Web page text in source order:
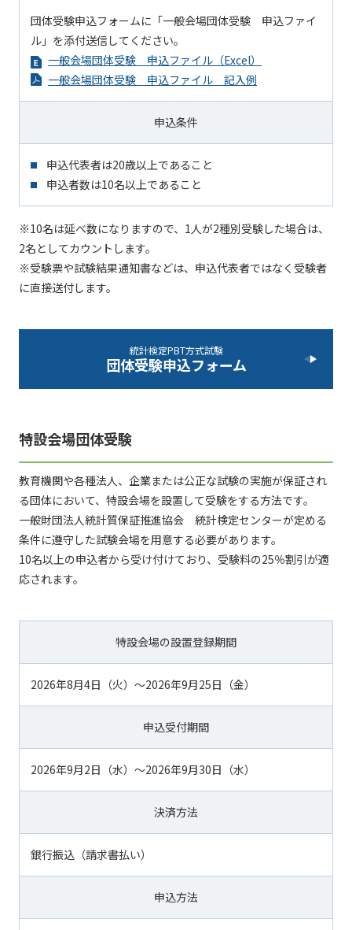
団体受験申込フォームに「一般会場団体受験 申込ファイ
ル」を添付送信してください。
一般会場団体受験 申込ファイル（Excel）
一般会場団体受験 申込ファイル 記入例
申込条件
申込代表者は20歳以上であること
申込者数は10名以上であること
※10名は延べ数になりますので、1人が2種別受験した場合は、
2名としてカウントします。
※受験票や試験結果通知書などは、申込代表者ではなく受験者
に直接送付します。
統計検定PBT方式試験
団体受験申込フォーム
特設会場団体受験
教育機関や各種法人、企業または公正な試験の実施が保証され
る団体において、特設会場を設置して受験をする方法です。
一般財団法人統計質保証推進協会 統計検定センターが定める
条件に遵守した試験会場を用意する必要があります。
10名以上の申込者から受け付けており、受験料の25％割引が適
応されます。
特設会場の設置登録期間
2026年8月4日（火）～2026年9月25日（金）
申込受付期間
2026年9月2日（水）～2026年9月30日（水）
決済方法
銀行振込（請求書払い）
申込方法